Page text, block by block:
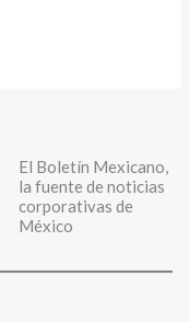
El Boletín Mexicano,
la fuente de noticias
corporativas de
México